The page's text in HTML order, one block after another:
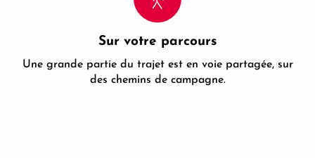
Sur votre parcours
Une grande partie du trajet est en voie partagée, sur
des chemins de campagne.